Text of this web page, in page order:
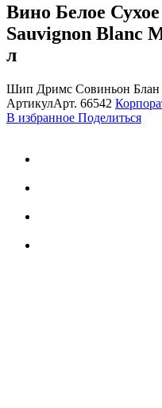
Вино Белое
Sauvignon Blanc
л
Шип Дримс Совиньон Блан
АртикулАрт. 66542
В избранное Поделиться